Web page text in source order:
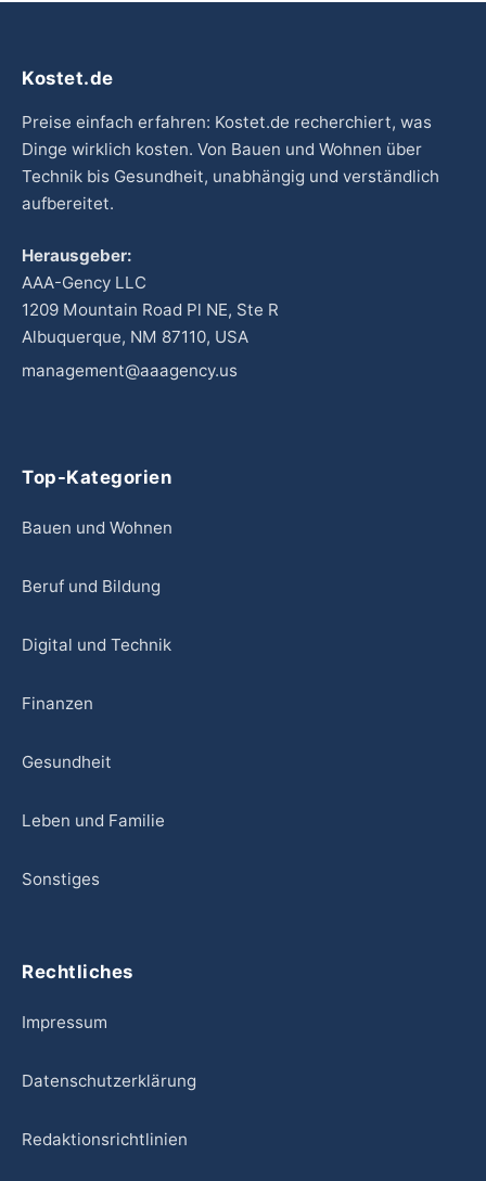
Kostet.de
Preise einfach erfahren: Kostet.de recherchiert, was
Dinge wirklich kosten. Von Bauen und Wohnen über
Technik bis Gesundheit, unabhängig und verständlich
aufbereitet.
Herausgeber:
AAA-Gency LLC
1209 Mountain Road Pl NE, Ste R
Albuquerque, NM 87110, USA
management@aaagency.us
Top-Kategorien
Bauen und Wohnen
Beruf und Bildung
Digital und Technik
Finanzen
Gesundheit
Leben und Familie
Sonstiges
Rechtliches
Impressum
Datenschutzerklärung
Redaktionsrichtlinien